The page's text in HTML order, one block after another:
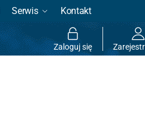
Serwis Kontakt
Zaloguj się